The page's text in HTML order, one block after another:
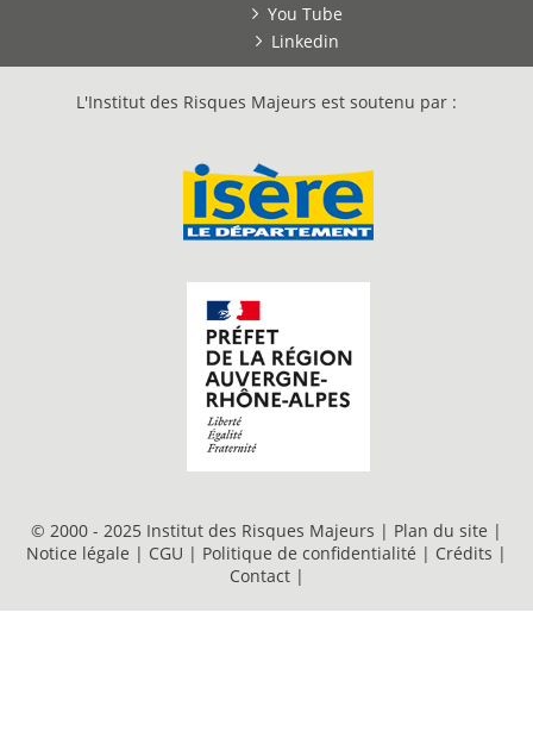
You Tube
Linkedin
L'Institut des Risques Majeurs est soutenu par :
© 2000 - 2025 Institut des Risques Majeurs | Plan du site |
Notice légale | CGU | Politique de confidentialité | Crédits |
Contact |